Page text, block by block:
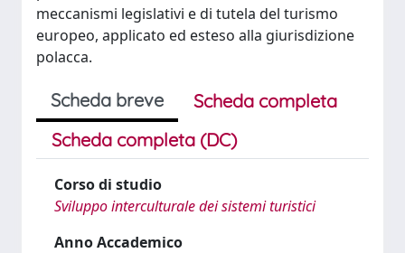
meccanismi legislativi e di tutela del turismo
europeo, applicato ed esteso alla giurisdizione
polacca.
Scheda breve
Scheda completa
Scheda completa (DC)
Corso di studio
Sviluppo interculturale dei sistemi turistici
Anno Accademico